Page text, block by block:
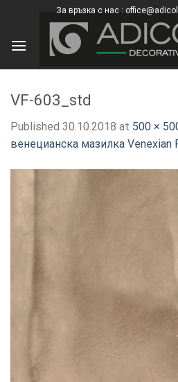
content
За връзка с нас :
VF-603_std
Published 30.10.2018 at 500 ×
венецианска мазилка Venexian
×